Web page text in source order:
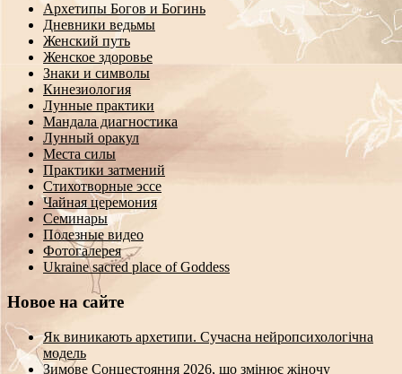
Архетипы Богов и Богинь
Дневники ведьмы
Женский путь
Женское здоровье
Знаки и символы
Кинезиология
Лунные практики
Мандала диагностика
Лунный оракул
Места силы
Практики затмений
Стихотворные эссе
Чайная церемония
Семинары
Полезные видео
Фотогалерея
Ukraine sacred place of Goddess
Новое на сайте
Як виникають архетипи. Сучасна нейропсихологічна
модель
Зимове Сонцестояння 2026, що змінює жіночу